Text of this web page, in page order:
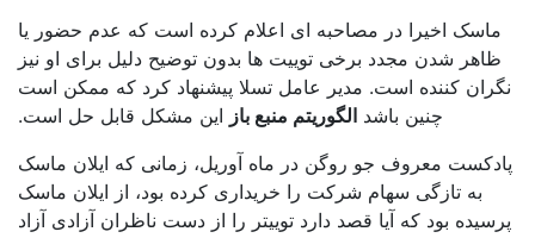
اخیرا در مصاحبه ای اعلام کرده است که عدم حضور یا
شدن مجدد برخی توییت ها بدون توضیح دلیل برای او نیز
کننده است. مدیر عامل تسلا پیشنهاد کرد که ممکن است
چنین باشدالگوریتم منبع بازاین مشکل قابل حل است.
معروف جو روگن در ماه آوریل، زمانی که ایلان ماسک
به تازگی سهام شرکت را خریداری کرده بود، از ایلان ماسک
بود که آیا قصد دارد توییتر را از دست ناظران آزادی آزاد